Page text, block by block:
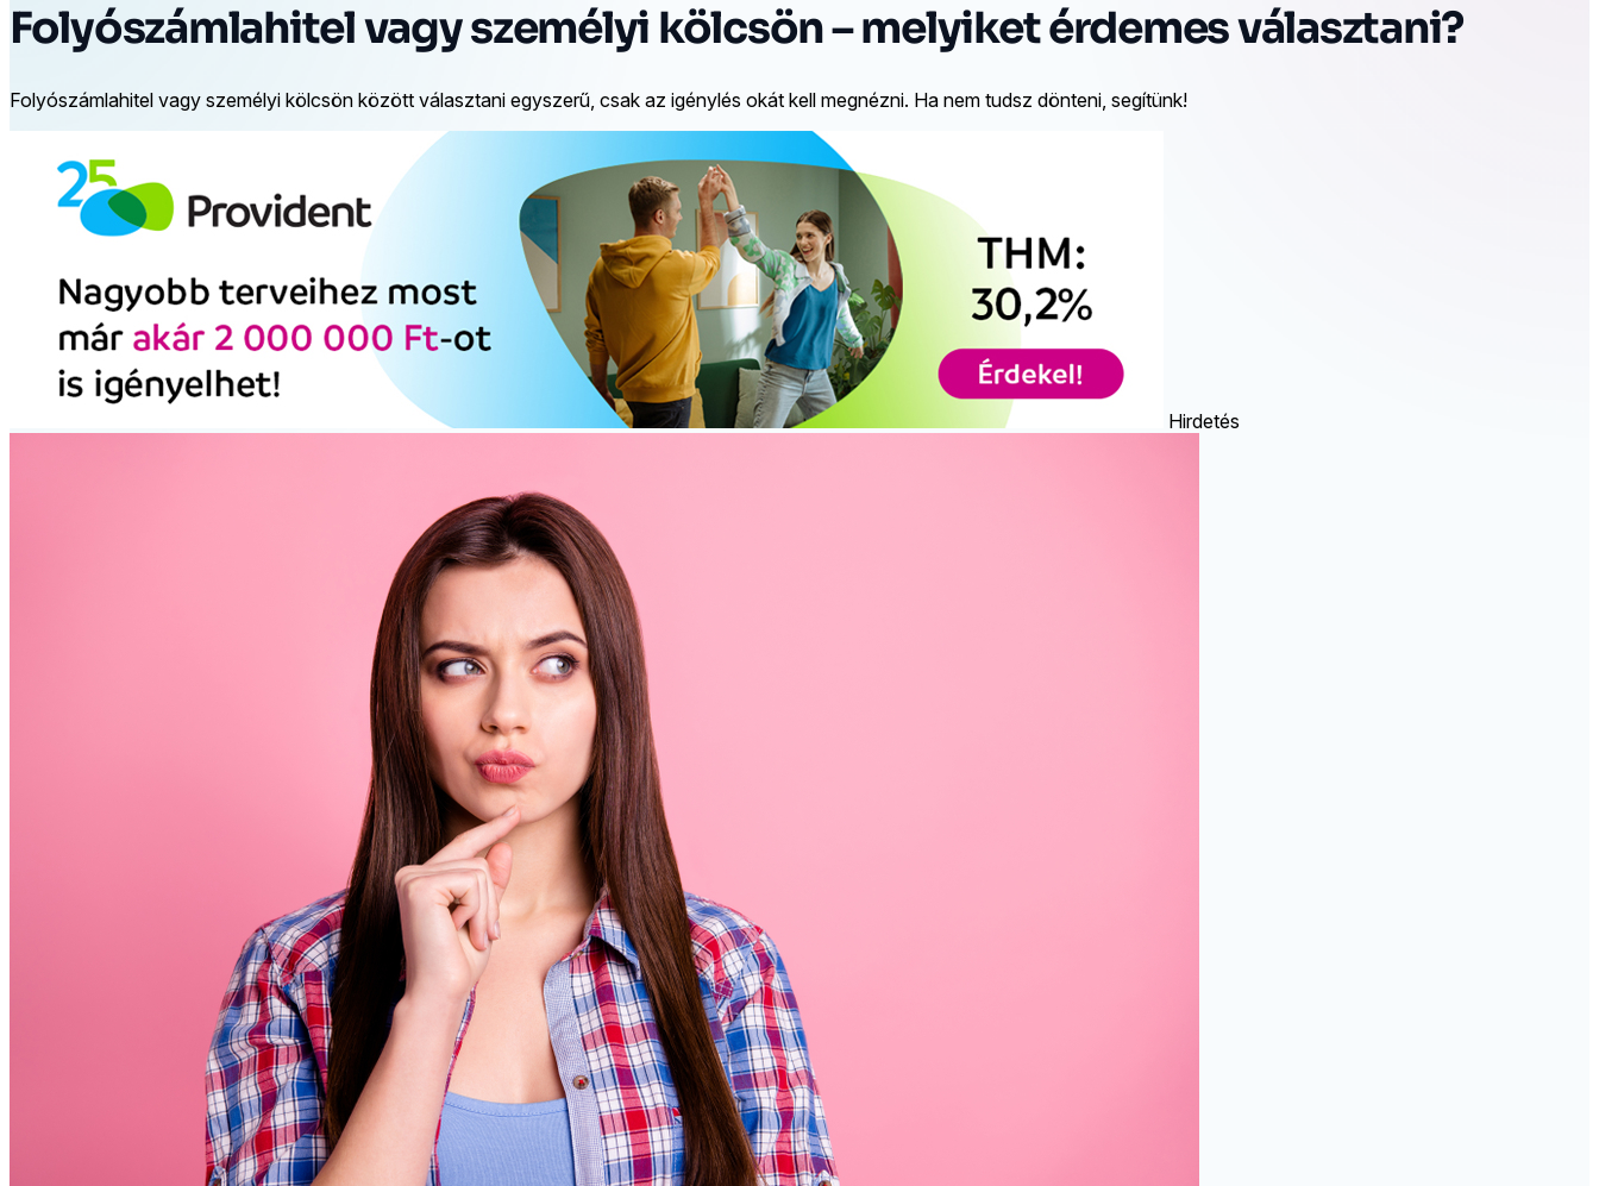
Folyószámlahitel vagy személyi kölcsön – melyiket érdemes választani?
Folyószámlahitel vagy személyi kölcsön között választani egyszerű, csak az igénylés okát kell megnézni. Ha nem tudsz dönteni, segítünk!
Hirdetés